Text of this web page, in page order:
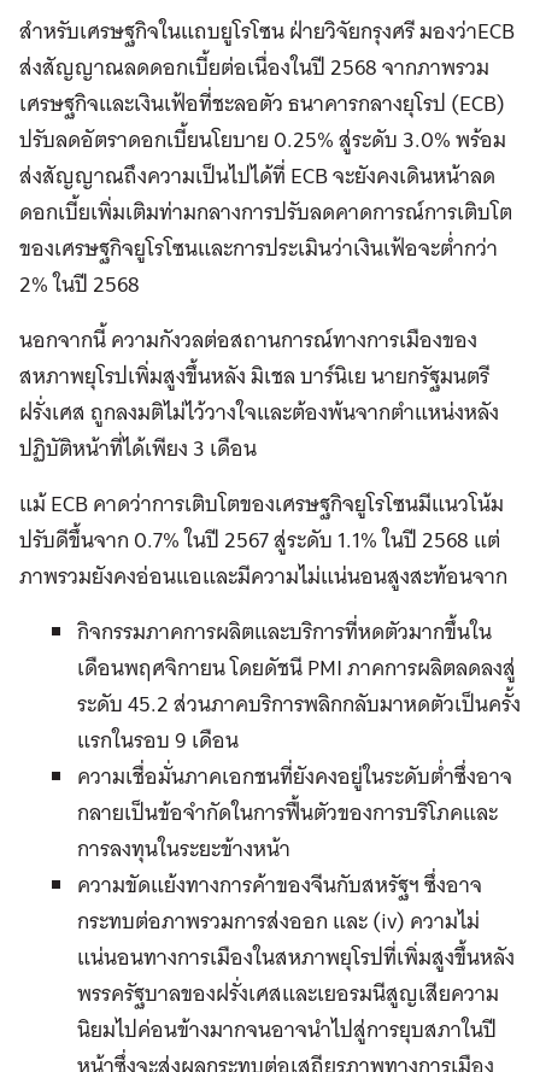
สำหรับเศรษฐกิจในแถบยูโรโซน ฝ่ายวิจัยกรุงศรี มองว่าECB
ส่งสัญญาณลดดอกเบี้ยต่อเนื่องในปี 2568 จากภาพรวม
เศรษฐกิจและเงินเฟ้อที่ชะลอตัว ธนาคารกลางยุโรป (ECB)
ปรับลดอัตราดอกเบี้ยนโยบาย 0.25% สู่ระดับ 3.0% พร้อม
ส่งสัญญาณถึงความเป็นไปได้ที่ ECB จะยังคงเดินหน้าลด
ดอกเบี้ยเพิ่มเติมท่ามกลางการปรับลดคาดการณ์การเติบโต
ของเศรษฐกิจยูโรโซนและการประเมินว่าเงินเฟ้อจะต่ำกว่า
2% ในปี 2568
นอกจากนี้ ความกังวลต่อสถานการณ์ทางการเมืองของ
สหภาพยุโรปเพิ่มสูงขึ้นหลัง มิเชล บาร์นิเย นายกรัฐมนตรี
ฝรั่งเศส ถูกลงมติไม่ไว้วางใจและต้องพ้นจากตำแหน่งหลัง
ปฏิบัติหน้าที่ได้เพียง 3 เดือน
แม้ ECB คาดว่าการเติบโตของเศรษฐกิจยูโรโซนมีแนวโน้ม
ปรับดีขึ้นจาก 0.7% ในปี 2567 สู่ระดับ 1.1% ในปี 2568 แต่
ภาพรวมยังคงอ่อนแอและมีความไม่แน่นอนสูงสะท้อนจาก
กิจกรรมภาคการผลิตและบริการที่หดตัวมากขึ้นใน
เดือนพฤศจิกายน โดยดัชนี PMI ภาคการผลิตลดลงสู่
ระดับ 45.2 ส่วนภาคบริการพลิกกลับมาหดตัวเป็นครั้ง
แรกในรอบ 9 เดือน
ความเชื่อมั่นภาคเอกชนที่ยังคงอยู่ในระดับต่ำซึ่งอาจ
กลายเป็นข้อจำกัดในการฟื้นตัวของการบริโภคและ
การลงทุนในระยะข้างหน้า
ความขัดแย้งทางการค้าของจีนกับสหรัฐฯ ซึ่งอาจ
กระทบต่อภาพรวมการส่งออก และ (iv) ความไม่
แน่นอนทางการเมืองในสหภาพยุโรปที่เพิ่มสูงขึ้นหลัง
พรรครัฐบาลของฝรั่งเศสและเยอรมนีสูญเสียความ
นิยมไปค่อนข้างมากจนอาจนำไปสู่การยุบสภาในปี